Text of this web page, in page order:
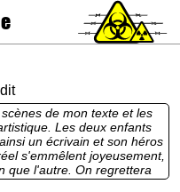
de mon texte et les
Les deux enfants
un écrivain et son héros
s'emmêlent joyeusement,
que l'autre. On regrettera
mon texte, mais